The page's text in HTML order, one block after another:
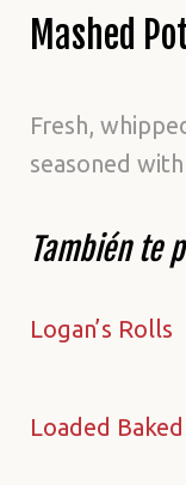
Mashed
Fresh,
seasoned
También te
Logan’s Rolls
Loaded